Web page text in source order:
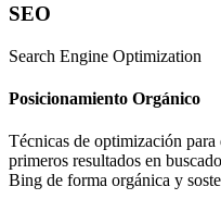
SEO
Search Engine Optimization
Posicionamiento Orgánico
Técnicas de optimización
primeros resultados en
Bing de forma orgánica y